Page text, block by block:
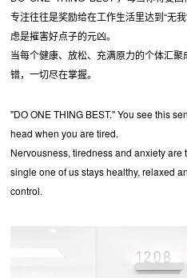
专注往往是奖励给在工作生活里达到“无
虑是摧害好点子的元凶。
当每个健康、放松、充满原力的个体汇
错，一切尽在掌握。
"DO ONE THING BEST." You see this
head when you are tired.
Nervousness, tiredness and anxiety
single one of us stays healthy, relaxed
control.